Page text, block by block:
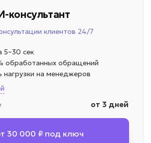
консультант
клиентов 24/7
5–30 сек
обработанных обращений
на менеджеров
от 3 дней
30 000 ₽ под ключ